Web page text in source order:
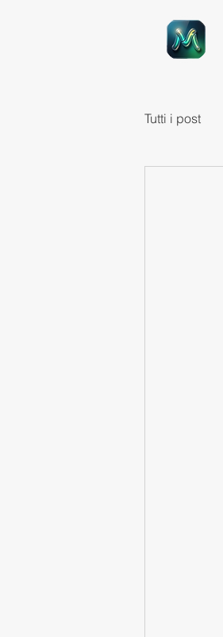
Tutti i post